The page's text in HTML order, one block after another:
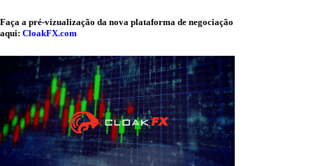
Faça a pré-vizualização da nova plataforma de negociação
aqui: CloakFX.com